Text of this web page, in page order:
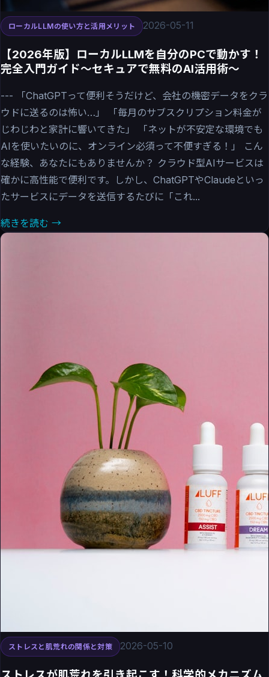
ローカルLLMの使い方と活用メリット 2026-05-11
【2026年版】ローカルLLMを自分のPCで動かす！
完全入門ガイド〜セキュアで無料のAI活用術〜
--- 「ChatGPTって便利そうだけど、会社の機密データをクラ
ウドに送るのは怖い…」 「毎月のサブスクリプション料金が
じわじわと家計に響いてきた」 「ネットが不安定な環境でも
AIを使いたいのに、オンライン必須って不便すぎる！」 こん
な経験、あなたにもありませんか？ クラウド型AIサービスは
確かに高性能で便利です。しかし、ChatGPTやClaudeといっ
たサービスにデータを送信するたびに「これ...
続きを読む →
ストレスと肌荒れの関係と対策 2026-05-10